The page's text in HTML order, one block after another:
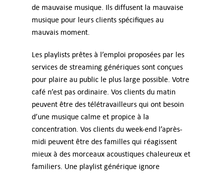
de mauvaise musique. Ils diffusent la mauvaise
musique pour leurs clients spécifiques au
mauvais moment.
Les playlists prêtes à l’emploi proposées par les
services de streaming génériques sont conçues
pour plaire au public le plus large possible. Votre
café n’est pas ordinaire. Vos clients du matin
peuvent être des télétravailleurs qui ont besoin
d’une musique calme et propice à la
concentration. Vos clients du week-end l’après-
midi peuvent être des familles qui réagissent
mieux à des morceaux acoustiques chaleureux et
familiers. Une playlist générique ignore